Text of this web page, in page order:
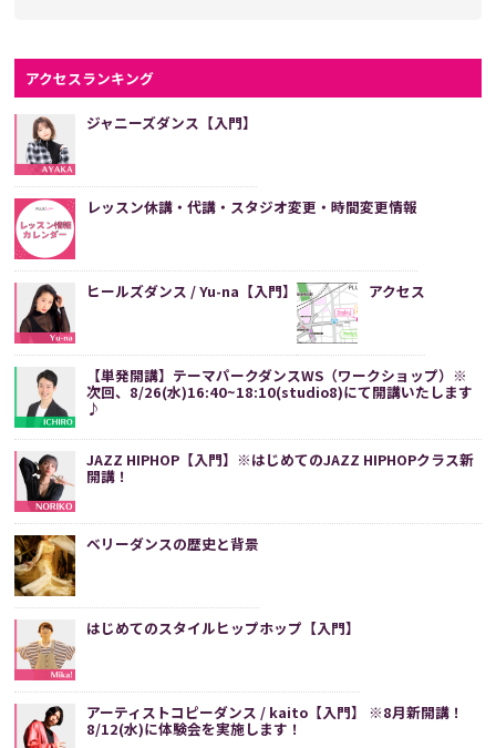
アクセスランキング
ジャニーズダンス【入門】
レッスン休講・代講・スタジオ変更・時間変更情報
ヒールズダンス / Yu-na【入門】 アクセス
【単発開講】テーマパークダンスWS（ワークショップ）※
次回、8/26(水)16:40~18:10(studio8)にて開講いたします
♪
JAZZ HIPHOP【入門】※はじめてのJAZZ HIPHOPクラス新
開講！
ベリーダンスの歴史と背景
はじめてのスタイルヒップホップ【入門】
アーティストコピーダンス / kaito【入門】 ※8月新開講！
8/12(水)に体験会を実施します！